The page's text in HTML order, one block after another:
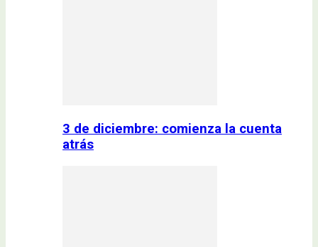
3 de diciembre: comienza la cuenta
atrás